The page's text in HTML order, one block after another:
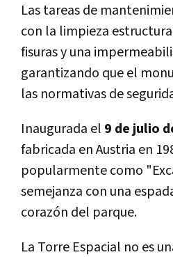
Las tareas de
con la limpieza
fisuras y una
garantizando que el
las normativas de
Inaugurada el 9 de julio
fabricada en Austria en
popularmente como
semejanza con una
corazón del parque.
La Torre Espacial no es